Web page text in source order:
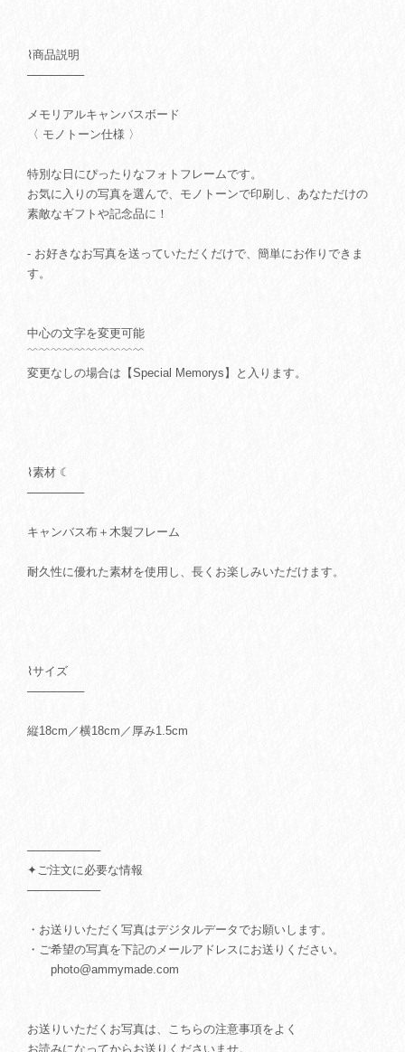
⌇商品説明
───────
メモリアルキャンバスボード
〈 モノトーン仕様 〉
特別な日にぴったりなフォトフレームです。
お気に入りの写真を選んで、モノトーンで印刷し、あなただけの
素敵なギフトや記念品に！
- お好きなお写真を送っていただくだけで、簡単にお作りできま
す。
中心の文字を変更可能
﹌﹌﹌﹌﹌﹌﹌﹌﹌﹌
変更なしの場合は【Special Memorys】と入ります。
⌇素材 ☾
───────
キャンバス布＋木製フレーム
耐久性に優れた素材を使用し、長くお楽しみいただけます。
⌇サイズ
───────
縦18cm／横18cm／厚み1.5cm
─────────
✦ご注文に必要な情報
─────────
・お送りいただく写真はデジタルデータでお願いします。
・ご希望の写真を下記のメールアドレスにお送りください。
photo@ammymade.com
お送りいただくお写真は、こちらの注意事項をよく
お読みになってからお送りくださいませ。